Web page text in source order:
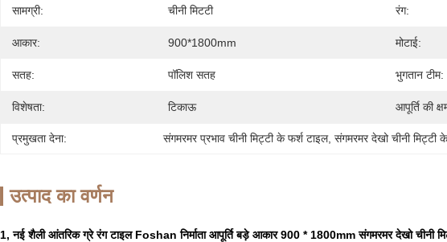
सामग्री: चीनी मिटटी रंग:
आकार: 900*1800mm मोटाई:
सतह: पॉलिश सतह भुगतान टीम:
विशेषता: टिकाऊ आपूर्ति की
प्रमुखता देना: संगमरमर प्रभाव चीनी मिट्टी के फर्श टाइल, संगमरमर देखो चीनी मिट्टी
उत्पाद का वर्णन
1, नई शैली आंतरिक ग्रे रंग टाइल Foshan निर्माता आपूर्ति बड़े आकार 900 * 1800mm संगमरमर देखो चीनी